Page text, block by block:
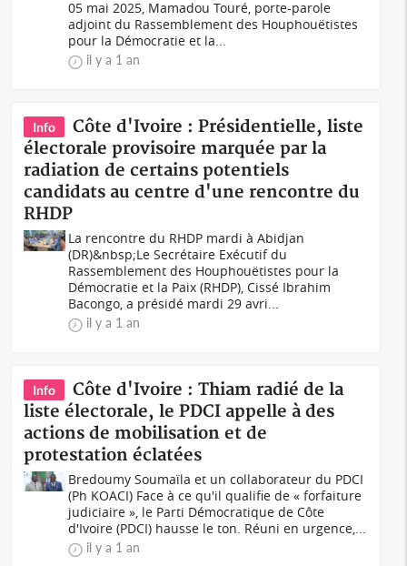
05 mai 2025, Mamadou Touré, porte-parole
adjoint du Rassemblement des Houphouëtistes
pour la Démocratie et la...
il y a 1 an
Info
Côte d'Ivoire : Présidentielle, liste
électorale provisoire marquée par la
radiation de certains potentiels
candidats au centre d'une rencontre du
RHDP
La rencontre du RHDP mardi à Abidjan
(DR)&nbsp;Le Secrétaire Exécutif du
Rassemblement des Houphouëtistes pour la
Démocratie et la Paix (RHDP), Cissé Ibrahim
Bacongo, a présidé mardi 29 avri...
il y a 1 an
Info
Côte d'Ivoire : Thiam radié de la
liste électorale, le PDCI appelle à des
actions de mobilisation et de
protestation éclatées
Bredoumy Soumaïla et un collaborateur du PDCI
(Ph KOACI) Face à ce qu'il qualifie de « forfaiture
judiciaire », le Parti Démocratique de Côte
d'Ivoire (PDCI) hausse le ton. Réuni en urgence,...
il y a 1 an